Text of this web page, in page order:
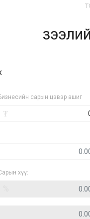
сарын цэвэр ашиг
₮
хүү: